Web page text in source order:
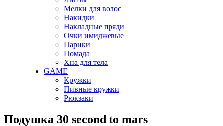
Мелки для волос
Накидки
Накладные пряди
Очки имиджевые
Парики
Помада
Хна для тела
GAME
Кружки
Пивные кружки
Рюкзаки
Подушка 30 second to mars